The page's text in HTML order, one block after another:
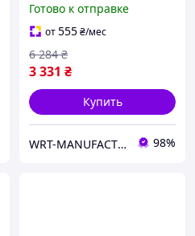
00941010 )
Готово к отправке
от555₴/мес
3 331 ₴
6 284 ₴
Купить
WRT-MANUFACTURING 98%